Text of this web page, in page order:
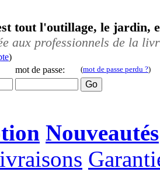
tout l'outillage, le jardin,
aux professionnels de la
)
mot de passe: (mot de passe perdu ?)
Nouveautés